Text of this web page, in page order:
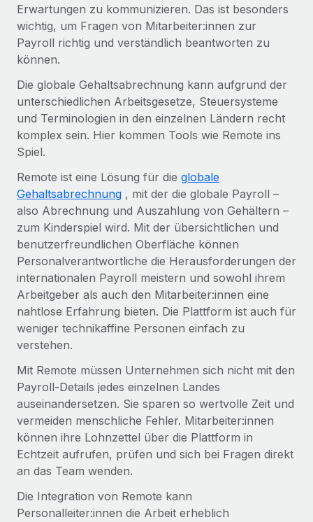
Auch im neuen Jahr wollen wir bei Remote Unternehmen
aller Größen dabei unterstützen, die beste...
Wie Phiture 55 Mitarbeiter:innen in 19 Ländern
mit Remote verwaltet
Phiture ist der unumstrittene Marktführer im Bereich der
Wachstumsberatung für mobile Apps. Das...
Mehr erfahren
Erwartungen zu kommunizieren. Das ist besonders
wichtig, um Fragen von Mitarbeiter:innen zur
Payroll richtig und verständlich beantworten zu
können.
Die globale Gehaltsabrechnung kann aufgrund der
unterschiedlichen Arbeitsgesetze, Steuersysteme
und Terminologien in den einzelnen Ländern recht
komplex sein. Hier kommen Tools wie Remote ins
Spiel.
Remote ist eine Lösung für die globale
Gehaltsabrechnung , mit der die globale Payroll –
also Abrechnung und Auszahlung von Gehältern –
zum Kinderspiel wird. Mit der übersichtlichen und
benutzerfreundlichen Oberfläche können
Personalverantwortliche die Herausforderungen der
internationalen Payroll meistern und sowohl ihrem
Arbeitgeber als auch den Mitarbeiter:innen eine
nahtlose Erfahrung bieten. Die Plattform ist auch für
weniger technikaffine Personen einfach zu
verstehen.
Mit Remote müssen Unternehmen sich nicht mit den
Payroll-Details jedes einzelnen Landes
auseinandersetzen. Sie sparen so wertvolle Zeit und
vermeiden menschliche Fehler. Mitarbeiter:innen
können ihre Lohnzettel über die Plattform in
Echtzeit aufrufen, prüfen und sich bei Fragen direkt
an das Team wenden.
Die Integration von Remote kann
Personalleiter:innen die Arbeit erheblich